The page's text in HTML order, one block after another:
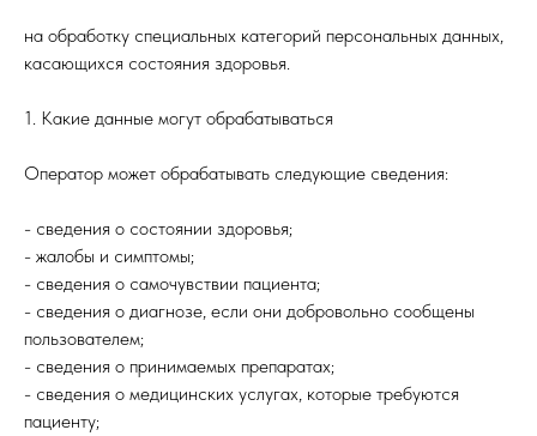
на обработку специальных категорий персональных данных,
касающихся состояния здоровья.
1. Какие данные могут обрабатываться
Оператор может обрабатывать следующие сведения:
- сведения о состоянии здоровья;
- жалобы и симптомы;
- сведения о самочувствии пациента;
- сведения о диагнозе, если они добровольно сообщены
пользователем;
- сведения о принимаемых препаратах;
- сведения о медицинских услугах, которые требуются
пациенту;